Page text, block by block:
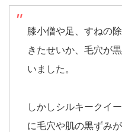
膝小僧や足、すねの
きたせいか、毛穴が
いました。
しかしシルキークイ
に毛穴や肌の黒ずみ